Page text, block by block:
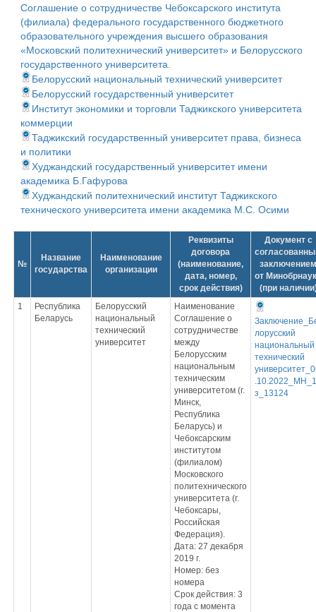
Соглашение о сотрудничестве Чебоксарского института
(филиала) федерального государственного бюджетного
образовательного учреждения высшего образования
«Московский политехнический университет» и Белорусского
государственного университета.
Белорусский национальный технический университет
Белорусский государственный университет
Институт экономики и торговли Таджикского университета
коммерции
Таджикский государственный университет права, бизнеса
и политики
Худжандский государственный университет имени
академика Б.Гафурова
Худжандский политехнический институт Таджикского
технического университета имени академика М.С. Осими
№
Название
государства
Наименование
организации
Реквизиты
договора
(наименование,
дата, номер,
срок действия)
Документ с
заключением
от
(при
1
Республика
Беларусь
Белорусский
национальный
технический
университет
Наименование
Соглашение о
сотрудничестве
между
Белорусским
национальным
техническим
университетом (г.
Минск,
Республика
Беларусь) и
Чебоксарским
институтом
(филиалом)
Московского
политехнического
университета (г.
Чебоксары,
Российская
Федерация).
Дата: 27 декабря
2019 г.
Номер: без
номера
Срок действия: 3
года с момента
лорусский
национальный
технический
з_13124